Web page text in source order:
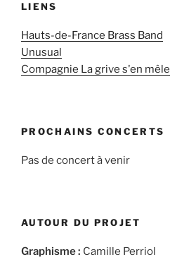
LIENS
Hauts-de-France Brass Band
Unusual
Compagnie La grive s'en mêle
PROCHAINS CONCERTS
Pas de concert à venir
AUTOUR DU PROJET
Graphisme : Camille Perriol